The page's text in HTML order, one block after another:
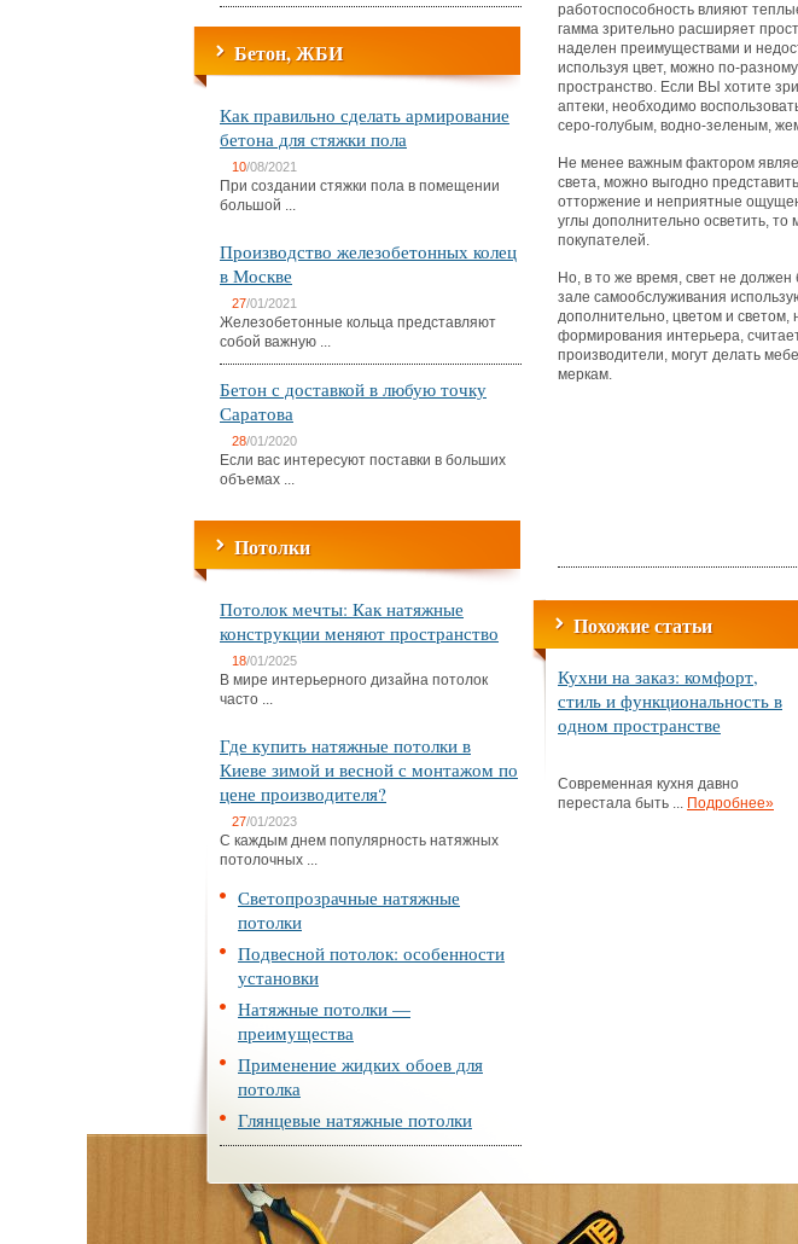
Бетон, ЖБИ
Как правильно сделать армирование
бетона для стяжки пола
10/08/2021
При создании стяжки пола в помещении
большой ...
Производство железобетонных колец
в Москве
27/01/2021
Железобетонные кольца представляют
собой важную ...
Бетон с доставкой в любую точку
Саратова
28/01/2020
Если вас интересуют поставки в больших
объемах ...
Потолки
Потолок мечты: Как натяжные
конструкции меняют пространство
18/01/2025
В мире интерьерного дизайна потолок
часто ...
Где купить натяжные потолки в
Киеве зимой и весной с монтажом по
цене производителя?
27/01/2023
С каждым днем популярность натяжных
потолочных ...
Светопрозрачные натяжные
потолки
Подвесной потолок: особенности
установки
Натяжные потолки —
преимущества
Применение жидких обоев для
потолка
Глянцевые натяжные потолки
работоспособность влияют
гамма зрительно расширяет
наделен преимуществами и
используя цвет, можно по-
пространство. Если ВЫ хотите
аптеки, необходимо
серо-голубым, водно-зеленым,
Не менее важным фактором
света, можно выгодно
отторжение и неприятные
углы дополнительно осветить,
покупателей.
Но, в то же время, свет не
зале самообслуживания
дополнительно, цветом и светом,
формирования интерьера,
производители, могут делать
меркам.
Похожие статьи
Кухни на заказ: комфорт,
стиль и функциональность в
одном пространстве
Современная кухня давно
перестала быть ... Подробнее»